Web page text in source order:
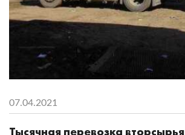
07.04.2021
Тысячная перевозка вторсырья